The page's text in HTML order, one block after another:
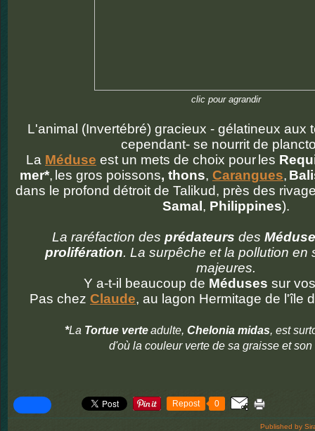
clic pour agrandir
L'animal (Invertébré) gracieux - gélatineux aux
cependant- se nourrit de
La Méduse est un mets de choix pour les
mer*, les gros poissons, thons, Carangues,
dans le profond détroit de Talikud, près des
Samal , Philippines).
La raréfaction des prédateurs des
prolifération. La surpêche et la pollution en
majeures.
Y a-t-il beaucoup de Méduses sur
Pas chez Claude, au lagon Hermitage de l'île
*La Tortue verteadulte, Chelonia midas, est
d'où la couleur verte de sa graisse et
Repost 0
Published by